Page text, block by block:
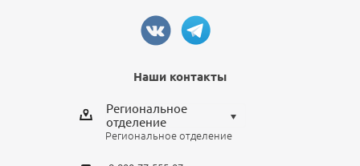
Наши контакты
Региональное
отделение
Выберите отделение
Региональное отделение